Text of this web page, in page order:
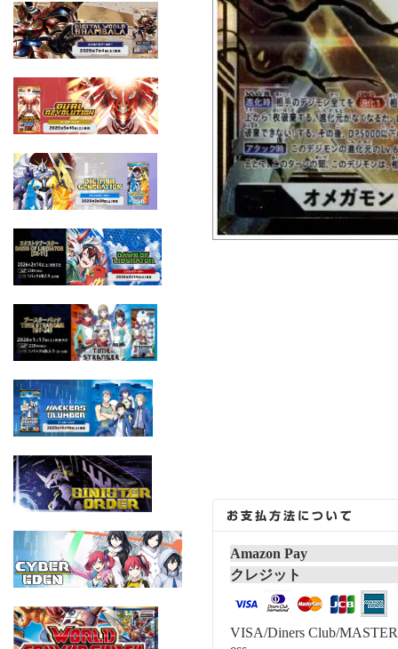
Amazon Pay
クレジット
VISA/Diners Club/